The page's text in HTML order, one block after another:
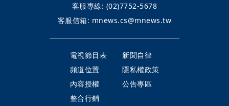
客服專線: (02)7752-5678
客服信箱: mnews.cs@mnews.tw
電視節目表
新聞自律
頻道位置
隱私權政策
內容授權
公告專區
整合行銷